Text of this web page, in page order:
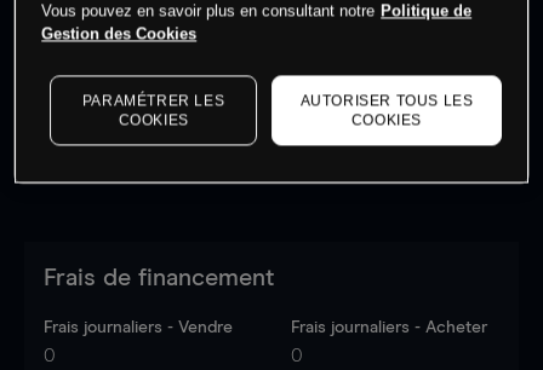
Les prix sont indicatifs.Connectez-vous pour voir les
dernières données du marché.
Frais de financement
Frais journaliers - Vendre
0
Frais journaliers - Acheter
0
Vous pouvez en savoir plus en consultant notre Politique de
Gestion des Cookies
PARAMÉTRER LES
COOKIES
AUTORISER TOUS LES
COOKIES